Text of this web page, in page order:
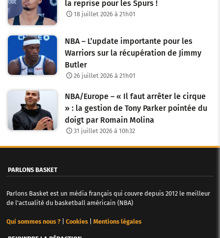
la reprise pour les Spurs !
18 juillet 2026 à 21h01
NBA – L’update importante pour les
Warriors sur la récupération de Jimmy
Butler
26 juillet 2026 à 21h01
NBA/Europe – « Il faut arrêter le cirque
» : la gestion de Tony Parker pointée du
doigt par Romain Molina
31 juillet 2026 à 10h32
PARLONS BASKET
Parlons Basket est un média français qui couvre depuis 2012 le meilleur
de l'actualité du basketball américain (NBA)
Qui sommes nous ?| Cookies| Mentions légales